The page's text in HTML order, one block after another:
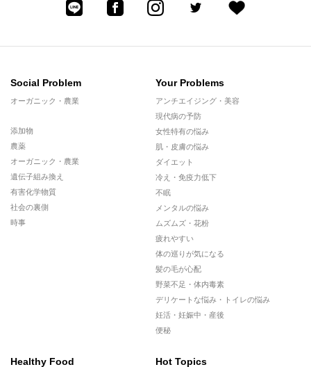
Social Problem
オーガニック・農業
添加物
農薬
オーガニック・農業
遺伝子組み換え
有害化学物質
社会の裏側
時事
Your Problems
アンチエイジング・美容
現代病の予防
女性特有の悩み
肌・皮膚の悩み
ダイエット
冷え・免疫力低下
不眠
メンタルの悩み
ムズムズ・花粉
疲れやすい
体の巡りが気になる
髪の毛が心配
野菜不足・体内毒素
デリケートな悩み・トイレの悩み
妊活・妊娠中・産後
便秘
Healthy Food Hot Topics